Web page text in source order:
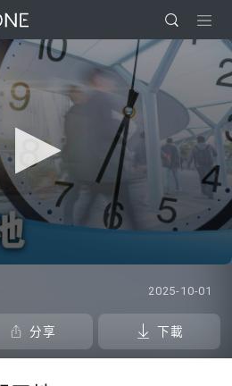
2025-10-01
分享 下載